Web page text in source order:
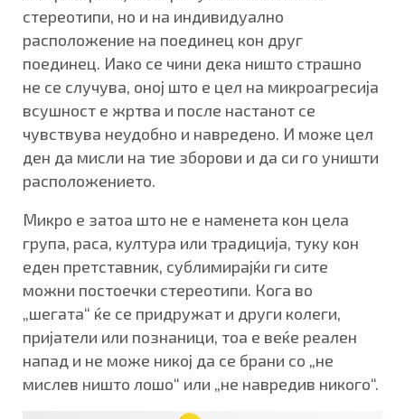
стереотипи, но и на индивидуално
расположение на поединец кон друг
поединец. Иако се чини дека ништо страшно
не се случува, оној што е цел на микроагресија
всушност е жртва и после настанот се
чувствува неудобно и навредено. И може цел
ден да мисли на тие зборови и да си го уништи
расположението.
Микро е затоа што не е наменета кон цела
група, раса, култура или традиција, туку кон
еден претставник, сублимирајќи ги сите
можни постоечки стереотипи. Кога во
„шегата“ ќе се придружат и други колеги,
пријатели или познаници, тоа е веќе реален
напад и не може никој да се брани со „не
мислев ништо лошо“ или „не навредив никого“.